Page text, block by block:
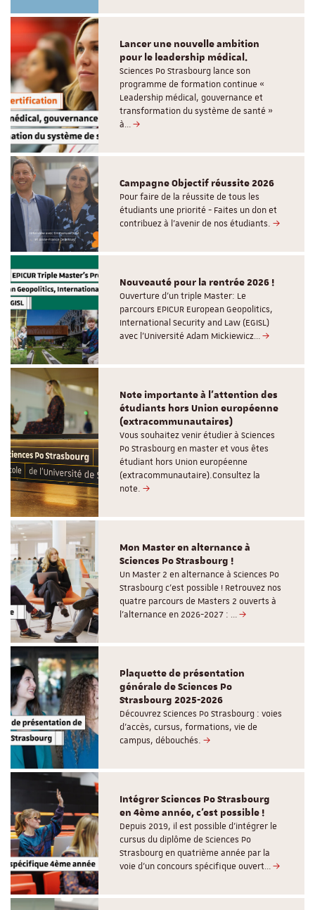
Lancer une nouvelle ambition
pour le leadership médical.
Sciences Po Strasbourg lance son
programme de formation continue «
Leadership médical, gouvernance et
transformation du système de santé »
à…
Campagne Objectif réussite 2026
Pour faire de la réussite de tous les
étudiants une priorité - Faites un don et
contribuez à l’avenir de nos étudiants.
Nouveauté pour la rentrée 2026 !
Ouverture d'un triple Master: Le
parcours EPICUR European Geopolitics,
International Security and Law (EGISL)
avec l’Université Adam Mickiewicz…
Note importante à l'attention des
étudiants hors Union européenne
(extracommunautaires)
Vous souhaitez venir étudier à Sciences
Po Strasbourg en master et vous êtes
étudiant hors Union européenne
(extracommunautaire).Consultez la
note.
Mon Master en alternance à
Sciences Po Strasbourg !
Un Master 2 en alternance à Sciences Po
Strasbourg c'est possible ! Retrouvez nos
quatre parcours de Masters 2 ouverts à
l'alternance en 2026-2027 : …
Plaquette de présentation
générale de Sciences Po
Strasbourg 2025-2026
Découvrez Sciences Po Strasbourg : voies
d'accès, cursus, formations, vie de
campus, débouchés.
Intégrer Sciences Po Strasbourg
en 4ème année, c'est possible !
Depuis 2019, il est possible d’intégrer le
cursus du diplôme de Sciences Po
Strasbourg en quatrième année par la
voie d’un concours spécifique ouvert…